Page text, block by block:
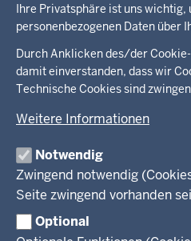
Ihre Privatsphäre ist uns wichtig,
personenbezogenen Daten über
Durch Anklicken des/der
damit einverstanden, dass wir
Technische Cookies sind
Weitere Informationen
Notwendig
Zwingend notwendig
Seite zwingend vorhanden
Optional
Inhalte
Im Überblick
Inhalt
in
der
Fußzeile
Menü
Ministerium
Kinder
Jugend
Familie
LSBTIQ*
Presse
Pressemitteilungen
Pressekontakt